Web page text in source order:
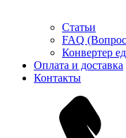
Статьи
FAQ
Конвертер
Оплата и доставка
Контакты